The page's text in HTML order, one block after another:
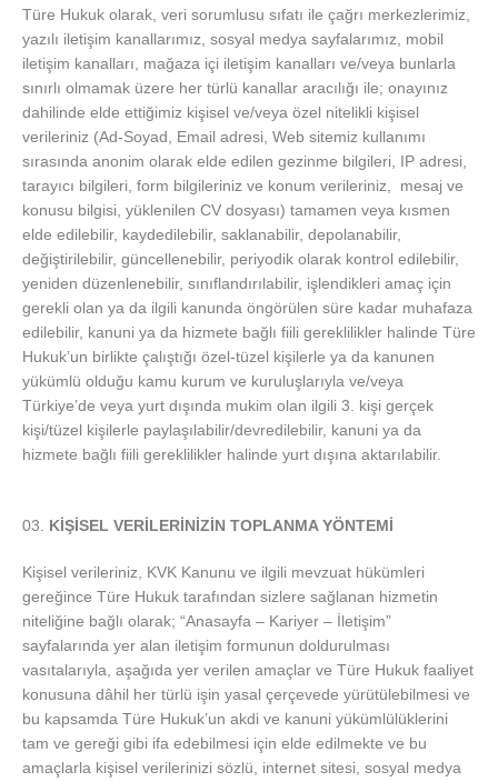
Türe Hukuk olarak, veri sorumlusu sıfatı ile çağrı merkezlerimiz,
yazılı iletişim kanallarımız, sosyal medya sayfalarımız, mobil
iletişim kanalları, mağaza içi iletişim kanalları ve/veya bunlarla
sınırlı olmamak üzere her türlü kanallar aracılığı ile; onayınız
dahilinde elde ettiğimiz kişisel ve/veya özel nitelikli kişisel
verileriniz (Ad-Soyad, Email adresi, Web sitemiz kullanımı
sırasında anonim olarak elde edilen gezinme bilgileri, IP adresi,
tarayıcı bilgileri, form bilgileriniz ve konum verileriniz, mesaj ve
konusu bilgisi, yüklenilen CV dosyası) tamamen veya kısmen
elde edilebilir, kaydedilebilir, saklanabilir, depolanabilir,
değiştirilebilir, güncellenebilir, periyodik olarak kontrol edilebilir,
yeniden düzenlenebilir, sınıflandırılabilir, işlendikleri amaç için
gerekli olan ya da ilgili kanunda öngörülen süre kadar muhafaza
edilebilir, kanuni ya da hizmete bağlı fiili gereklilikler halinde Türe
Hukuk’un birlikte çalıştığı özel-tüzel kişilerle ya da kanunen
yükümlü olduğu kamu kurum ve kuruluşlarıyla ve/veya
Türkiye’de veya yurt dışında mukim olan ilgili 3. kişi gerçek
kişi/tüzel kişilerle paylaşılabilir/devredilebilir, kanuni ya da
hizmete bağlı fiili gereklilikler halinde yurt dışına aktarılabilir.
KİŞİSEL VERİLERİNİZİN TOPLANMA YÖNTEMİ
Kişisel verileriniz, KVK Kanunu ve ilgili mevzuat hükümleri
gereğince Türe Hukuk tarafından sizlere sağlanan hizmetin
niteliğine bağlı olarak; “Anasayfa – Kariyer – İletişim”
sayfalarında yer alan iletişim formunun doldurulması
vasıtalarıyla, aşağıda yer verilen amaçlar ve Türe Hukuk faaliyet
konusuna dâhil her türlü işin yasal çerçevede yürütülebilmesi ve
bu kapsamda Türe Hukuk’un akdi ve kanuni yükümlülüklerini
tam ve gereği gibi ifa edebilmesi için elde edilmekte ve bu
amaçlarla kişisel verilerinizi sözlü, internet sitesi, sosyal medya